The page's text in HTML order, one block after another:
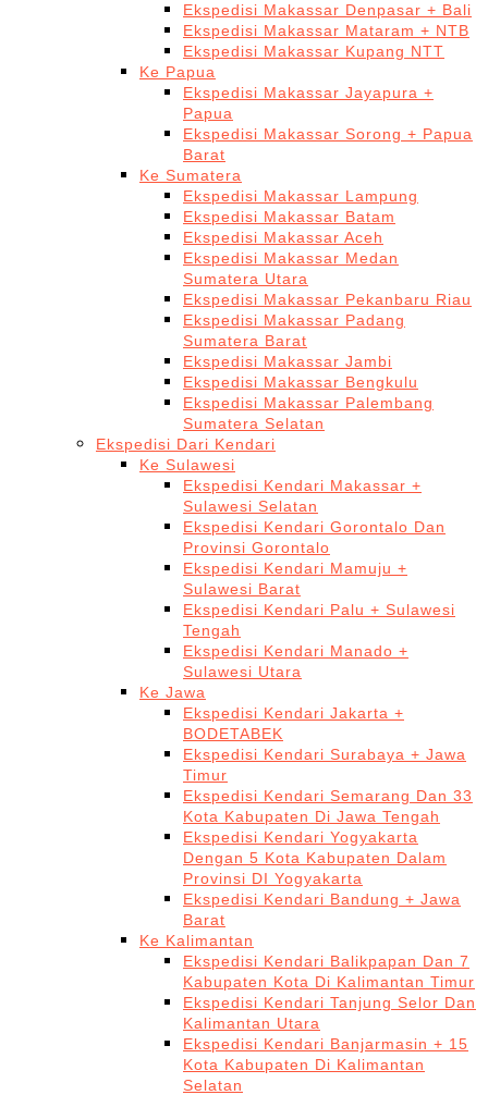
Ekspedisi Makassar Denpasar + Bali
Ekspedisi Makassar Mataram + NTB
Ekspedisi Makassar Kupang NTT
Ke Papua
Ekspedisi Makassar Jayapura +
Papua
Ekspedisi Makassar Sorong + Papua
Barat
Ke Sumatera
Ekspedisi Makassar Lampung
Ekspedisi Makassar Batam
Ekspedisi Makassar Aceh
Ekspedisi Makassar Medan
Sumatera Utara
Ekspedisi Makassar Pekanbaru Riau
Ekspedisi Makassar Padang
Sumatera Barat
Ekspedisi Makassar Jambi
Ekspedisi Makassar Bengkulu
Ekspedisi Makassar Palembang
Sumatera Selatan
Ekspedisi Dari Kendari
Ke Sulawesi
Ekspedisi Kendari Makassar +
Sulawesi Selatan
Ekspedisi Kendari Gorontalo Dan
Provinsi Gorontalo
Ekspedisi Kendari Mamuju +
Sulawesi Barat
Ekspedisi Kendari Palu + Sulawesi
Tengah
Ekspedisi Kendari Manado +
Sulawesi Utara
Ke Jawa
Ekspedisi Kendari Jakarta +
BODETABEK
Ekspedisi Kendari Surabaya + Jawa
Timur
Ekspedisi Kendari Semarang Dan 33
Kota Kabupaten Di Jawa Tengah
Ekspedisi Kendari Yogyakarta
Dengan 5 Kota Kabupaten Dalam
Provinsi DI Yogyakarta
Ekspedisi Kendari Bandung + Jawa
Barat
Ke Kalimantan
Ekspedisi Kendari Balikpapan Dan 7
Kabupaten Kota Di Kalimantan Timur
Ekspedisi Kendari Tanjung Selor Dan
Kalimantan Utara
Ekspedisi Kendari Banjarmasin + 15
Kota Kabupaten Di Kalimantan
Selatan